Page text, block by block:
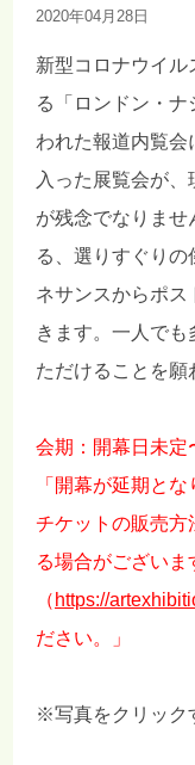
2020年04月28日
新型コロナウイル
る「ロンドン・
われた報道内覧
入った展覧会が
が残念でなりませ
る、選りすぐり
ネサンスからポ
きます。一人で
ただけることを願
会期：開幕日未定
「開幕が延期と
チケットの販売方
る場合がございま
（ https://
ださい。」
※写真をクリック